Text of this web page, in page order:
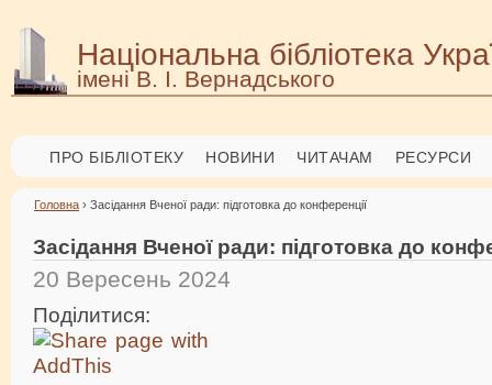
Національна бібліотека
імені В. І. Вернадського
ПРО БІБЛІОТЕКУ НОВИНИ ЧИТАЧАМ РЕСУРСИ
Головна › Засідання Вченої ради: підготовка до конференції
Засідання Вченої ради: підготовка до
20 Вересень 2024
Поділитися: